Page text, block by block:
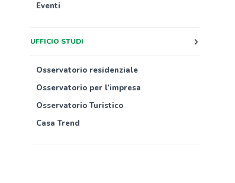
Eventi
UFFICIO STUDI
Osservatorio residenziale
Osservatorio per l’impresa
Osservatorio Turistico
Casa Trend